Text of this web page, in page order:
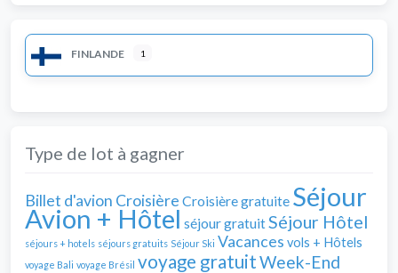
FINLANDE 1
Type de lot à gagner
Billet d'avion Croisière Croisière gratuite Séjour
Avion + Hôtel séjour gratuitSéjour Hôtel
séjours + hotels séjours gratuits Séjour Ski Vacances vols + Hôtels
voyage Bali voyage Brésil voyage gratuitWeek-End